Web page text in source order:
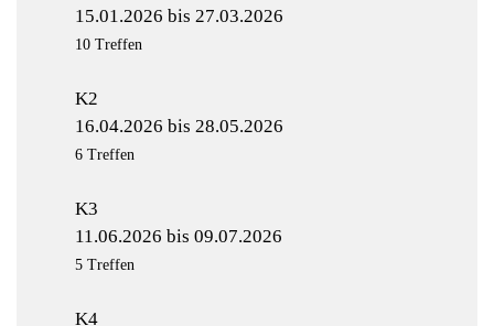
15.01.2026 bis 27.03.2026
10 Treffen
K2
16.04.2026 bis 28.05.2026
6 Treffen
K3
11.06.2026 bis 09.07.2026
5 Treffen
K4